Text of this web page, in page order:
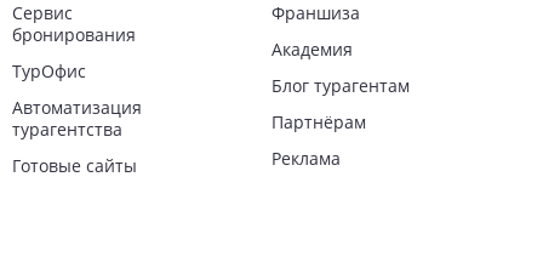
Сервис
бронирования
ТурОфис
Автоматизация
турагентства
Готовые сайты
Франшиза
Академия
Блог турагентам
Партнёрам
Реклама